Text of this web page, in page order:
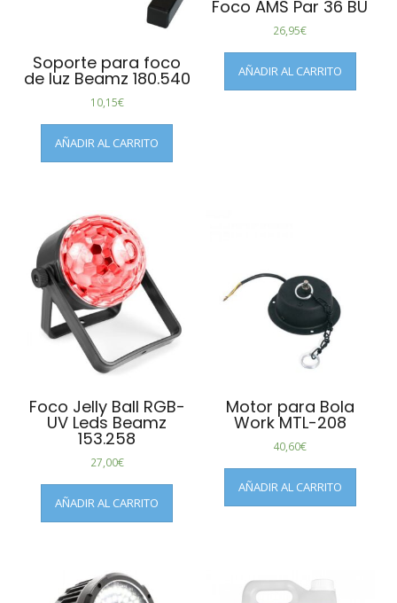
Soporte para foco
de luz Beamz 180.540
10,15€
AÑADIR AL CARRITO
Foco AMS Par 36 BU
26,95€
AÑADIR AL CARRITO
Foco Jelly Ball RGB-
UV Leds Beamz
153.258
27,00€
AÑADIR AL CARRITO
Motor para Bola
Work MTL-208
40,60€
AÑADIR AL CARRITO